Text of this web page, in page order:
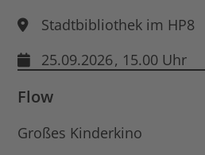
Stadtbibliothek im HP8
25.09.2026, 15.00 Uhr
Flow
Großes Kinderkino